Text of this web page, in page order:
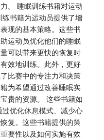
。 睡眠训练书籍对运动
书籍为运动员提供了增
现的基本策略。这些书
运动员优化他们的睡眠
可以带来更快的恢复时
效地训练。此外，更好
比赛中的专注力和决策
为希望通过改善睡眠实
贵的资源。 这些书籍如
优化休息模式、减少心
复。这些书籍提供的策
要性以及如何实施有效